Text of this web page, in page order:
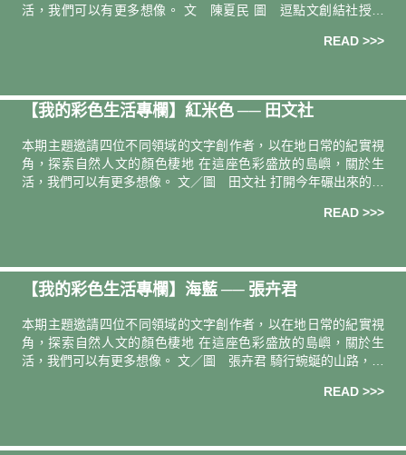
活，我們可以有更多想像。 文 陳夏民 圖 逗點文創結社授權
READ >>>
【我的彩色生活專欄】紅米色 ── 田文社
本期主題邀請四位不同領域的文字創作者，以在地日常的紀實視
角，探索自然人文的顏色棲地 在這座色彩盛放的島嶼，關於生
活，我們可以有更多想像。 文／圖 田文社 打開今年碾出來的第
READ >>>
【我的彩色生活專欄】海藍 ── 張卉君
本期主題邀請四位不同領域的文字創作者，以在地日常的紀實視
角，探索自然人文的顏色棲地 在這座色彩盛放的島嶼，關於生
活，我們可以有更多想像。 文／圖 張卉君 騎行蜿蜒的山路，金
READ >>>